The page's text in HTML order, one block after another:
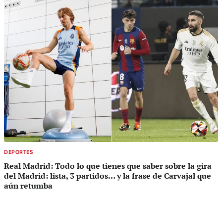
DEPORTES
Real Madrid: Todo lo que tienes que saber sobre la gira
del Madrid: lista, 3 partidos… y la frase de Carvajal que
aún retumba